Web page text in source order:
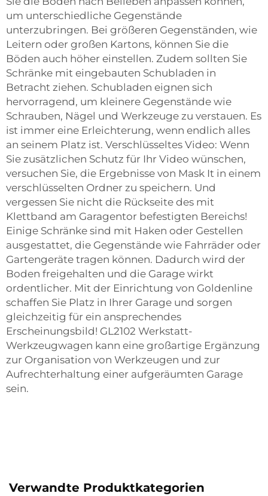
um unterschiedliche Gegenstände
unterzubringen. Bei größeren Gegenständen, wie
Leitern oder großen Kartons, können Sie die
Böden auch höher einstellen. Zudem sollten Sie
Schränke mit eingebauten Schubladen in
Betracht ziehen. Schubladen eignen sich
hervorragend, um kleinere Gegenstände wie
Schrauben, Nägel und Werkzeuge zu verstauen. Es
ist immer eine Erleichterung, wenn endlich alles
an seinem Platz ist. Verschlüsseltes Video: Wenn
Sie zusätzlichen Schutz für Ihr Video wünschen,
versuchen Sie, die Ergebnisse von Mask It in einem
verschlüsselten Ordner zu speichern. Und
vergessen Sie nicht die Rückseite des mit
Klettband am Garagentor befestigten Bereichs!
Einige Schränke sind mit Haken oder Gestellen
ausgestattet, die Gegenstände wie Fahrräder oder
Gartengeräte tragen können. Dadurch wird der
Boden freigehalten und die Garage wirkt
ordentlicher. Mit der Einrichtung von Goldenline
schaffen Sie Platz in Ihrer Garage und sorgen
gleichzeitig für ein ansprechendes
Erscheinungsbild! GL2102 Werkstatt-
Werkzeugwagen kann eine großartige Ergänzung
zur Organisation von Werkzeugen und zur
Aufrechterhaltung einer aufgeräumten Garage
sein.
Verwandte Produktkategorien